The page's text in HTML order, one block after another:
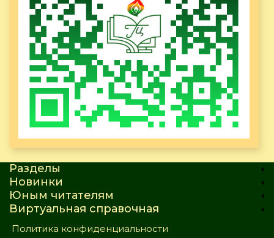
Разделы
Новинки
Юным читателям
Виртуальная справочная
Политика конфиденциальности